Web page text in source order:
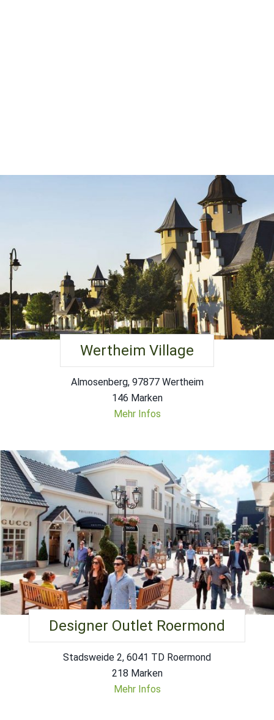
Wertheim Village
Almosenberg, 97877 Wertheim
146 Marken
Mehr Infos
Designer Outlet Roermond
Stadsweide 2, 6041 TD Roermond
218 Marken
Mehr Infos